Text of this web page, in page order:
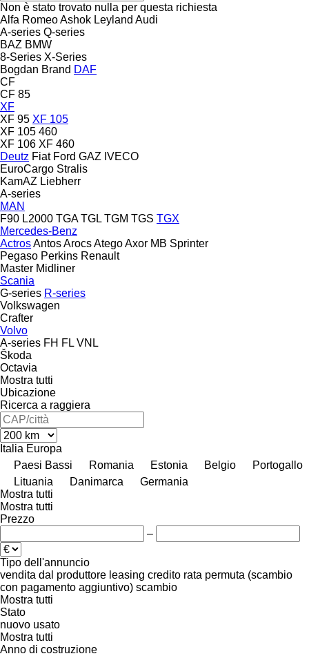
Non è stato trovato nulla per questa richiesta
Alfa RomeoAshok Leyland Audi
A-series Q-series
BAZ BMW
8-Series X-Series
Bogdan Brand DAF
CF
CF 85
XF
XF 95 XF 105
XF 105 460
XF 106 XF 460
Deutz Fiat Ford GAZ IVECO
EuroCargo Stralis
KamAZ Liebherr
A-series
MAN
F90 L2000 TGA TGL TGM TGS TGX
Mercedes-Benz
ActrosAntosArocsAtegoAxor MB Sprinter
Pegaso Perkins Renault
Master Midliner
Scania
G-series R-series
Volkswagen
Crafter
Volvo
A-series FH FL VNL
Škoda
Octavia
Mostra tutti
Ubicazione
Ricerca a raggiera
Italia Europa
Paesi Bassi
Romania Estonia Belgio
Portogallo
Lituania
Danimarca
Germania
Mostra tutti
Mostra tutti
Prezzo
–
Tipo dell'annuncio
vendita dal produttore leasing credito rata permuta (scambio
con pagamento aggiuntivo) scambio
Mostra tutti
Stato
nuovo usato
Mostra tutti
Anno di costruzione